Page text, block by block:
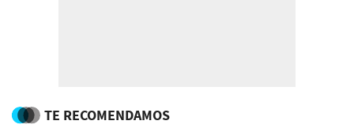
TE RECOMENDAMOS